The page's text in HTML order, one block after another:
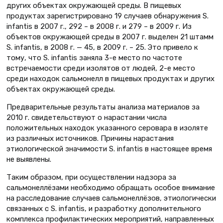
других объектах окружающей среды. В пищевых
продуктах зарегистрировано 19 случаев обнаружения S.
infantis в 2007 г., 292 – в 2008 г. и 279 – в 2009 г. Из
объектов окружающей среды в 2007 г. выделен 21 штамм
S. infantis, в 2008 г. — 45, в 2009 г. – 25. Это привело к
тому, что S. infantis заняла 3-е место по частоте
встречаемости среди изолятов от людей, 2-е место
среди находок сальмонелл в пищевых продуктах и других
объектах окружающей среды.
Предварительные результаты анализа материалов за
2010 г. свидетельствуют о нарастании числа
положительных находок указанного серовара в изоляте
из различных источников. Причины нарастания
этиологической значимости S. infantis в настоящее время
не выявлены.
Таким образом, при осуществлении надзора за
сальмонеллёзами необходимо обращать особое внимание
на расследование случаев сальмонеллёзов, этиологически
связанных с S. infantis, и разработку дополнительного
комплекса профилактических мероприятий, направленных